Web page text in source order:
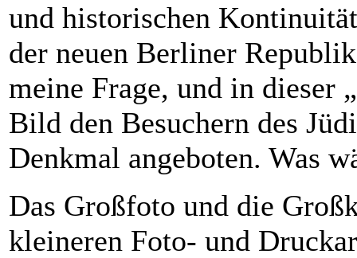
und historischen
der neuen Berliner
meine Frage, und in dieser
Bild den Besuchern des
Denkmal angeboten. Was
Das Großfoto und die
kleineren Foto- und